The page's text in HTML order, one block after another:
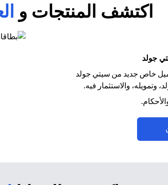
اكتشف المنتجات و
جولد
خاص جديد من سيتي جولد
وتمويله، والاستثمار فيه.